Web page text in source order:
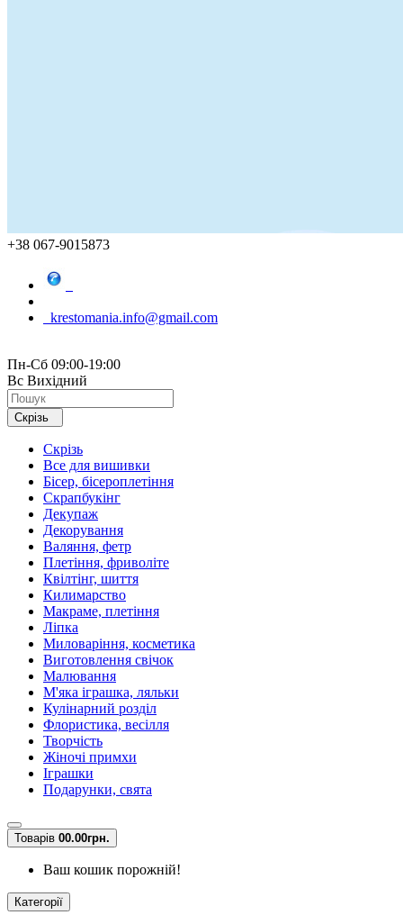
+38 067-9015873
krestomania.info@gmail.com
Пн-Сб 09:00-19:00
Вс Вихідний
Скрізь
Скрізь
Все для вишивки
Бісер, бісероплетіння
Скрапбукінг
Декупаж
Декорування
Валяння, фетр
Плетіння, фриволіте
Квілтінг, шиття
Килимарство
Макраме, плетіння
Ліпка
Миловаріння, косметика
Виготовлення свічок
Малювання
М'яка іграшка, ляльки
Кулінарний розділ
Флористика, весілля
Творчість
Жіночі примхи
Іграшки
Подарунки, свята
Товарів 00.00грн.
Ваш кошик порожній!
Категорії